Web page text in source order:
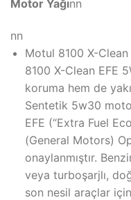
Motor Yağınn
nn
Motul 8100 X-
8100 X-Clean EFE
koruma hem de
Sentetik 5w30
EFE (“Extra Fuel
(General Motors)
onaylanmıştır.
veya turboşarjlı,
son nesil araçlar